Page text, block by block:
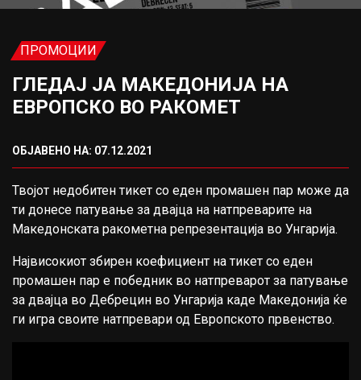
ПРОМОЦИИ
ГЛЕДАЈ ЈА МАКЕДОНИЈА НА
ЕВРОПСКО ВО РАКОМЕТ
ОБЈАВЕНО НА: 07.12.2021
Твојот недобитен тикет со еден промашен пар може да
ти донесе патување за двајца на натпреварите на
Македонската ракометна репрезентација во Унгарија.
Највисокиот збирен коефициент на тикет со еден
промашен пар е победник во натпреварот за патување
за двајца во Дебрецин во Унгарија каде Македонија ќе
ги игра своите натпревари од Европското првенство.